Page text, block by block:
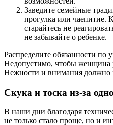
Заведите семейные
прогулка или чаепитие.
старайтесь не
не забывайте о ребенке.
Распределите обязанности по
Недопустимо, чтобы женщина
Нежности и внимания должно
Скука и тоска из-за
В наши дни благодаря
не только стало проще, но и